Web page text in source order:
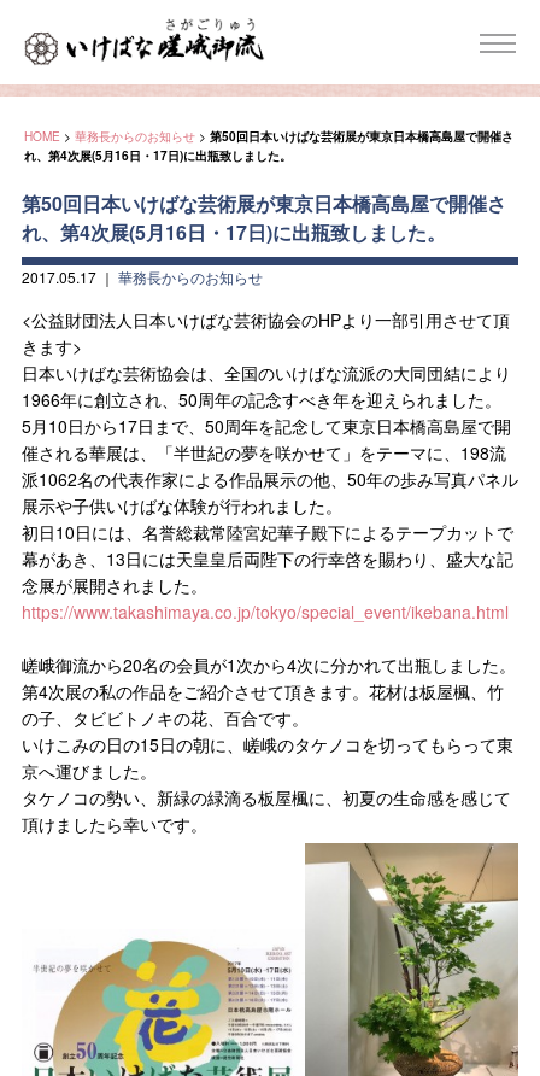
HOME > 華務長からのお知らせ > 第50回日本いけばな芸術展が東京日本橋高島屋で開催さ
れ、第4次展(5月16日・17日)に出瓶致しました。
第50回日本いけばな芸術展が東京日本橋高島屋で開催さ
れ、第4次展(5月16日・17日)に出瓶致しました。
2017.05.17｜ 華務長からのお知らせ
<公益財団法人日本いけばな芸術協会のHPより一部引用させて頂
きます>
日本いけばな芸術協会は、全国のいけばな流派の大同団結により
1966年に創立され、50周年の記念すべき年を迎えられました。
5月10日から17日まで、50周年を記念して東京日本橋高島屋で開
催される華展は、「半世紀の夢を咲かせて」をテーマに、198流
派1062名の代表作家による作品展示の他、50年の歩み写真パネル
展示や子供いけばな体験が行われました。
初日10日には、名誉総裁常陸宮妃華子殿下によるテープカットで
幕があき、13日には天皇皇后両陛下の行幸啓を賜わり、盛大な記
念展が展開されました。
https://www.takashimaya.co.jp/tokyo/special_event/ikebana.html
嵯峨御流から20名の会員が1次から4次に分かれて出瓶しました。
第4次展の私の作品をご紹介させて頂きます。花材は板屋楓、竹
の子、タビビトノキの花、百合です。
いけこみの日の15日の朝に、嵯峨のタケノコを切ってもらって東
京へ運びました。
タケノコの勢い、新緑の緑滴る板屋楓に、初夏の生命感を感じて
頂けましたら幸いです。